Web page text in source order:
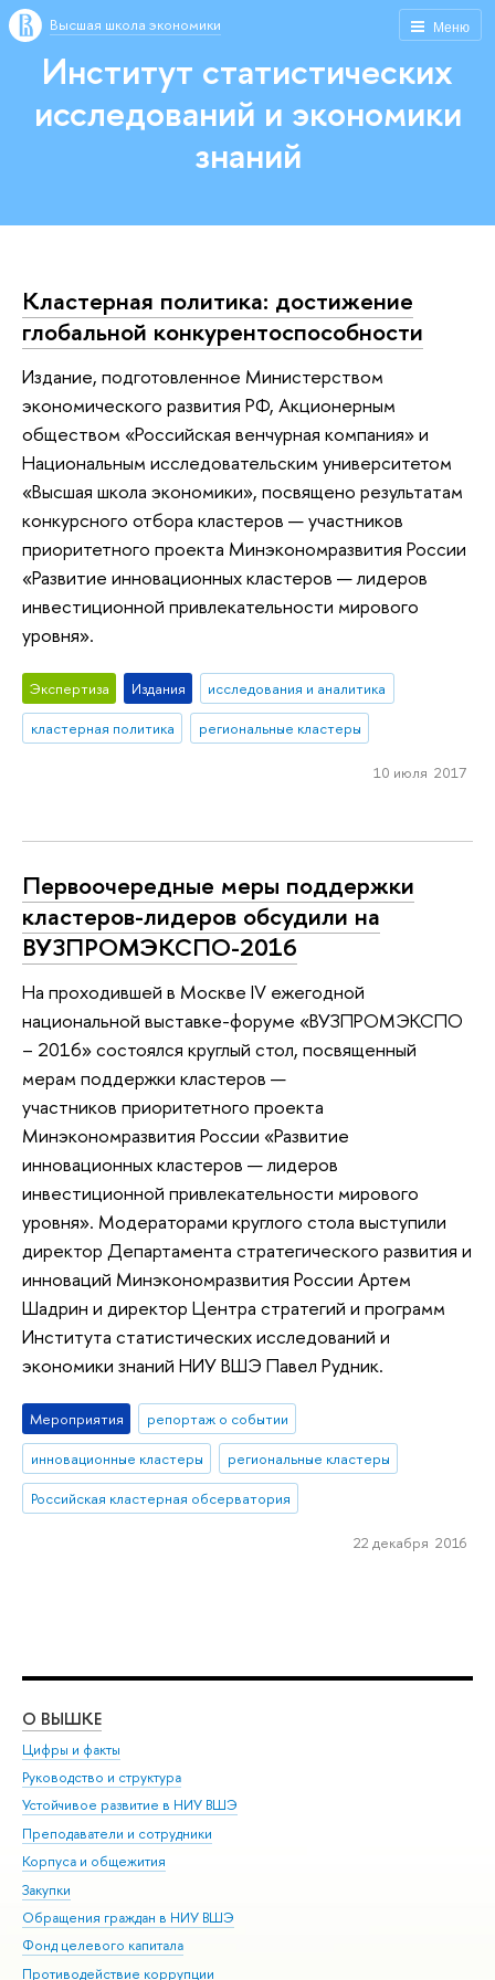
Меню
Высшая школа экономики
Институт статистических
исследований и экономики
знаний
Кластерная политика: достижение
глобальной конкурентоспособности
Издание, подготовленное Министерством
экономического развития РФ, Акционерным
обществом «Российская венчурная компания» и
Национальным исследовательским университетом
«Высшая школа экономики», посвящено результатам
конкурсного отбора кластеров — участников
приоритетного проекта Минэкономразвития России
«Развитие инновационных кластеров — лидеров
инвестиционной привлекательности мирового
уровня».
Экспертиза Издания
исследования и аналитика
кластерная политика
региональные кластеры
10 июля 2017
Первоочередные меры поддержки
кластеров-лидеров обсудили на
ВУЗПРОМЭКСПО-2016
На проходившей в Москве IV ежегодной
национальной выставке-форуме «ВУЗПРОМЭКСПО
– 2016» состоялся круглый стол, посвященный
мерам поддержки кластеров —
участников приоритетного проекта
Минэкономразвития России «Развитие
инновационных кластеров — лидеров
инвестиционной привлекательности мирового
уровня». Модераторами круглого стола выступили
директор Департамента стратегического развития и
инноваций Минэкономразвития России Артем
Шадрин и директор Центра стратегий и программ
Института статистических исследований и
экономики знаний НИУ ВШЭ Павел Рудник.
Мероприятия
репортаж о событии
инновационные кластеры
региональные кластеры
Российская кластерная обсерватория
22 декабря 2016
О ВЫШКЕ
Цифры и факты
Руководство и структура
Устойчивое развитие в НИУ ВШЭ
Преподаватели и сотрудники
Корпуса и общежития
Закупки
Обращения граждан в НИУ ВШЭ
Фонд целевого капитала
Противодействие коррупции